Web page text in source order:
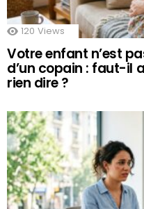
120 Views
Votre enfant n’est
d’un copain : faut-il
rien dire ?